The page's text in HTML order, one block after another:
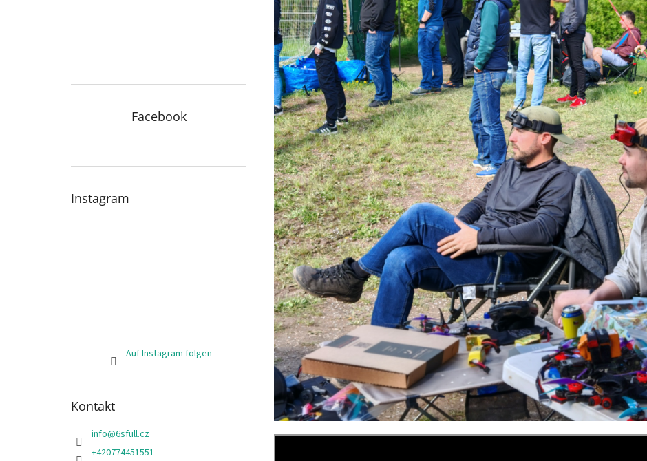
Facebook
Instagram
Auf Instagram folgen
Kontakt
info@6sfull.cz
+420774451551